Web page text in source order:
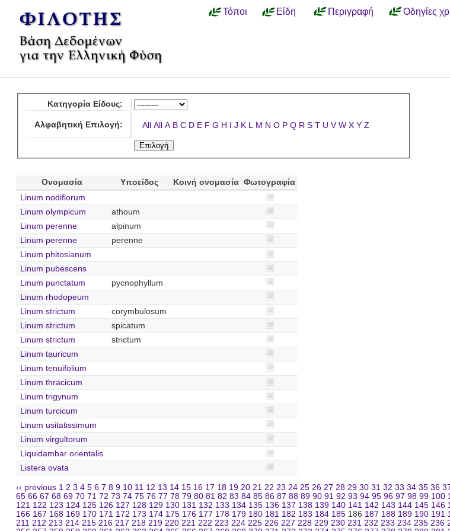
Τόποι Είδη Περιγραφή Οδηγίες
Κατηγορία Είδους:
Αλφαβητική Επιλογή: All All A B C D E F G H I J K L M N O P Q R S T U V W X Y Z
Ονομασία Υποείδος Κοινή ονομασία Φωτογραφία
Linum nodiflorum
Linum olympicum
athoum
Linum perenne
alpinum
Linum perenne
perenne
Linum phitosianum
Linum pubescens
Linum punctatum
pycnophyllum
Linum rhodopeum
Linum strictum
corymbulosum
Linum strictum
spicatum
Linum strictum
strictum
Linum tauricum
Linum tenuifolium
Linum thracicum
Linum trigynum
Linum turcicum
Linum usitatissimum
Linum virgultorum
Liquidambar orientalis
Listera ovata
‹‹ previous 1 2 3 4 5 6 7 8 9 10 11 12 13 14 15 16 17 18 19 20 21 22 23 24 25 26 27 28 29 30 31 32 33 34 35 36
65 66 67 68 69 70 71 72 73 74 75 76 77 78 79 80 81 82 83 84 85 86 87 88 89 90 91 92 93 94 95 96 97 98 99 100
121 122 123 124 125 126 127 128 129 130 131 132 133 134 135 136 137 138 139 140 141 142 143 144 145 146
166 167 168 169 170 171 172 173 174 175 176 177 178 179 180 181 182 183 184 185 186 187 188 189 190 191
211 212 213 214 215 216 217 218 219 220 221 222 223 224 225 226 227 228 229 230 231 232 233 234 235 236